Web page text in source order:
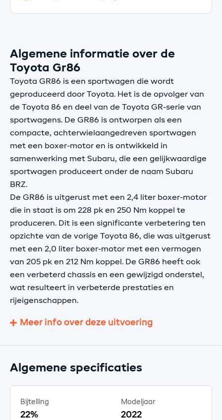
Algemene informatie over de
Toyota Gr86
Toyota GR86 is een sportwagen die wordt
geproduceerd door Toyota. Het is de opvolger van
de Toyota 86 en deel van de Toyota GR-serie van
sportwagens. De GR86 is ontworpen als een
compacte, achterwielaangedreven sportwagen
met een boxer-motor en is ontwikkeld in
samenwerking met Subaru, die een gelijkwaardige
sportwagen produceert onder de naam Subaru
BRZ.
De GR86 is uitgerust met een 2,4 liter boxer-motor
die in staat is om 228 pk en 250 Nm koppel te
produceren. Dit is een significante verbetering ten
opzichte van de vorige Toyota 86, die was uitgerust
met een 2,0 liter boxer-motor met een vermogen
van 205 pk en 212 Nm koppel. De GR86 heeft ook
een verbeterd chassis en een gewijzigd onderstel,
wat resulteert in verbeterde prestaties en
rijeigenschappen.
Meer info over deze uitvoering
Algemene specificaties
Bijtelling
22%
Modeljaar
2022